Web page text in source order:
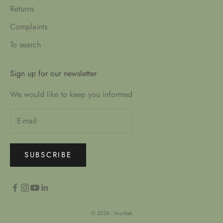
Returns
Complaints
To search
Sign up for our newsletter
We would like to keep you informed
SUBSCRIBE
© 2026 - Vuurbak